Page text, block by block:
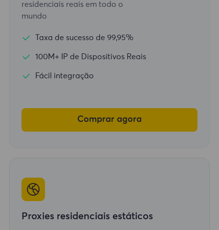
residenciais reais em todo o
mundo
Taxa de sucesso de 99,95%
100M+ IP de Dispositivos Reais
Fácil integração
Comprar agora
Proxies residenciais estáticos